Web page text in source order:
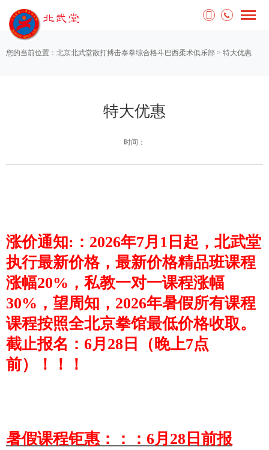
您的当前位置： 北京北武堂散打搏击泰拳综合格斗巴西柔术俱乐部 > 特大优惠
特大优惠
时间：
涨价通知:：2026年7月1日起，北武堂
执行最新价格，最新价格精品班课程
涨幅20%，私教一对一课程涨幅
30%， 望周知，2026年暑假所有课程
课程按照全北京拳馆最低价格收取。
截止报名：6月28日（晚上7点
前）！！！
暑假课程钜惠：：：6月28日前报